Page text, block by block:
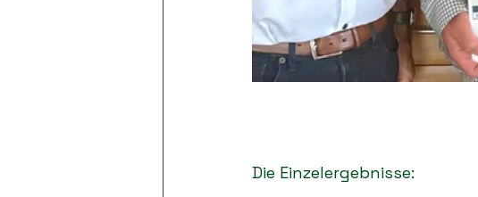
Die Einzelergebnisse: